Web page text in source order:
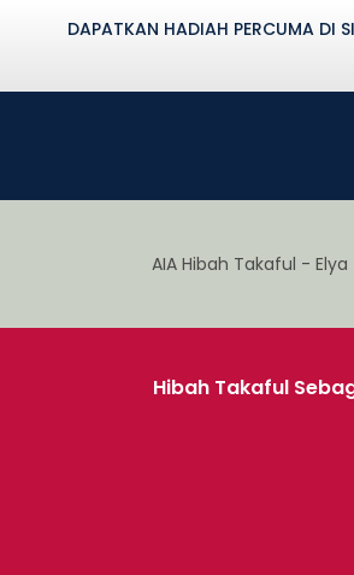
DAPATKAN HADIAH PERCUMA DI
Hibah Takaful